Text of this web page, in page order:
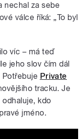
nechal za sebe
válce říká: „To byl
víc – má teď
jeho slov čím dál
Private
tracku. Je
kdo
jméno.